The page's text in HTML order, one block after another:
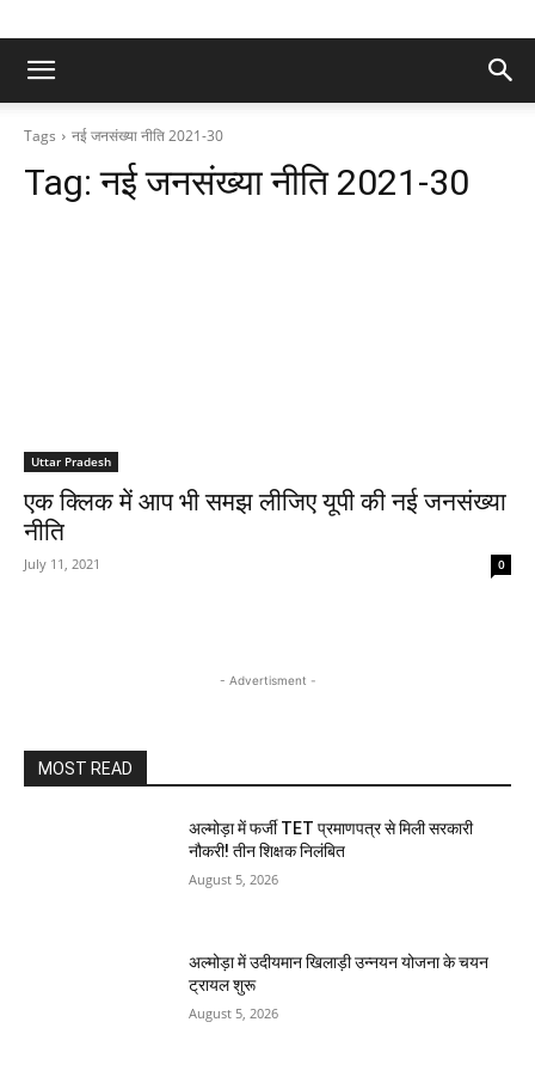
Tags नई जनसंख्या नीति 2021-30
Tag:नई जनसंख्या नीति 2021-30
Uttar Pradesh
एक क्लिक में आप भी समझ लीजिए यूपी की नई जनसंख्या
नीति
July 11, 2021 0
- Advertisment -
MOST READ
अल्मोड़ा में फर्जी TET प्रमाणपत्र से मिली सरकारी
नौकरी! तीन शिक्षक निलंबित
August 5, 2026
अल्मोड़ा में उदीयमान खिलाड़ी उन्नयन योजना के चयन
ट्रायल शुरू
August 5, 2026